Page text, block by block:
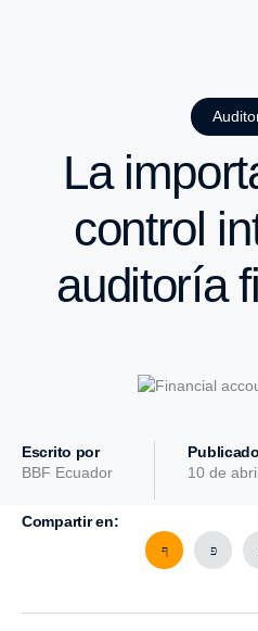
La
control
auditoría
Escrito por
BBF Ecuador
Publicado
10 de
Compartir en: